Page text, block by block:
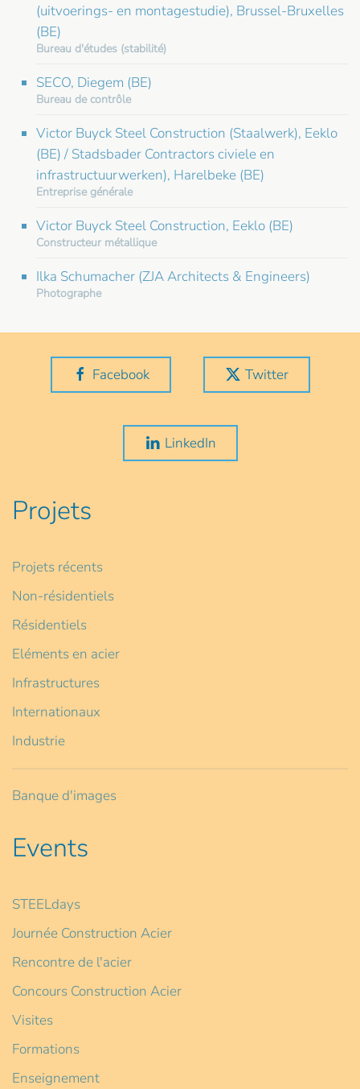
(uitvoerings- en montagestudie), Brussel-Bruxelles
(BE)
Bureau d'études (stabilité)
SECO, Diegem (BE)
Bureau de contrôle
Victor Buyck Steel Construction (Staalwerk), Eeklo
(BE) / Stadsbader Contractors civiele en
infrastructuurwerken), Harelbeke (BE)
Entreprise générale
Victor Buyck Steel Construction, Eeklo (BE)
Constructeur métallique
Ilka Schumacher (ZJA Architects & Engineers)
Photographe
Facebook Twitter
LinkedIn
Projets
Projets récents
Non-résidentiels
Résidentiels
Eléments en acier
Infrastructures
Internationaux
Industrie
Banque d'images
Events
STEELdays
Journée Construction Acier
Rencontre de l'acier
Concours Construction Acier
Visites
Formations
Enseignement